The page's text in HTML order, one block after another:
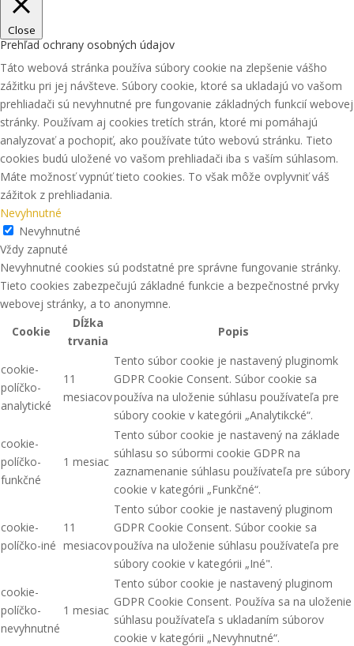
Close
Prehľad ochrany osobných údajov
Táto webová stránka používa súbory cookie na zlepšenie vášho
zážitku pri jej návšteve. Súbory cookie, ktoré sa ukladajú vo vašom
prehliadači sú nevyhnutné pre fungovanie základných funkcií webovej
stránky. Používam aj cookies tretích strán, ktoré mi pomáhajú
analyzovať a pochopiť, ako používate túto webovú stránku. Tieto
cookies budú uložené vo vašom prehliadači iba s vaším súhlasom.
Máte možnosť vypnúť tieto cookies. To však môže ovplyvniť váš
zážitok z prehliadania.
Nevyhnutné
Nevyhnutné
Vždy zapnuté
Nevyhnutné cookies sú podstatné pre správne fungovanie stránky.
Tieto cookies zabezpečujú základné funkcie a bezpečnostné prvky
webovej stránky, a to anonymne.
Cookie
Dĺžka
trvania
Popis
cookie-
políčko-
analytické
11
mesiacov
Tento súbor cookie je nastavený pluginomk
GDPR Cookie Consent. Súbor cookie sa
používa na uloženie súhlasu používateľa pre
súbory cookie v kategórii „Analytikcké“.
cookie-
políčko-
funkčné
1 mesiac
Tento súbor cookie je nastavený na základe
súhlasu so súbormi cookie GDPR na
zaznamenanie súhlasu používateľa pre súbory
cookie v kategórii „Funkčné“.
cookie-
políčko-iné
11
mesiacov
Tento súbor cookie je nastavený pluginom
GDPR Cookie Consent. Súbor cookie sa
používa na uloženie súhlasu používateľa pre
súbory cookie v kategórii „Iné".
cookie-
políčko-
nevyhnutné
1 mesiac
Tento súbor cookie je nastavený pluginom
GDPR Cookie Consent. Používa sa na uloženie
súhlasu používateľa s ukladaním súborov
cookie v kategórii „Nevyhnutné“.